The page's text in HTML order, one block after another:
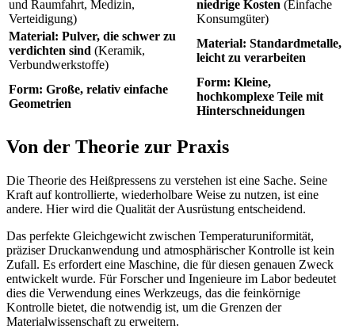
und Raumfahrt, Medizin,
Verteidigung)
niedrige Kosten (Einfache
Konsumgüter)
Material: Pulver, die schwer zu
verdichten sind (Keramik,
Verbundwerkstoffe)
Material: Standardmetalle,
leicht zu verarbeiten
Form: Große, relativ einfache
Geometrien
Form: Kleine,
hochkomplexe Teile mit
Hinterschneidungen
Von der Theorie zur Praxis
Die Theorie des Heißpressens zu verstehen ist eine Sache. Seine
Kraft auf kontrollierte, wiederholbare Weise zu nutzen, ist eine
andere. Hier wird die Qualität der Ausrüstung entscheidend.
Das perfekte Gleichgewicht zwischen Temperaturuniformität,
präziser Druckanwendung und atmosphärischer Kontrolle ist kein
Zufall. Es erfordert eine Maschine, die für diesen genauen Zweck
entwickelt wurde. Für Forscher und Ingenieure im Labor bedeutet
dies die Verwendung eines Werkzeugs, das die feinkörnige
Kontrolle bietet, die notwendig ist, um die Grenzen der
Materialwissenschaft zu erweitern.